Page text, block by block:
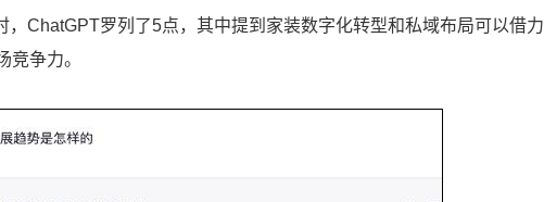
，ChatGPT罗列了5点，其中提到家装数字化转型和私域布局可以借力
竞争力。